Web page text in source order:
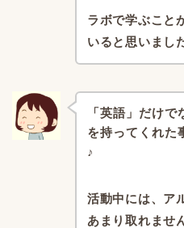
ラボで学ぶこと
いると思いまし
「英語」だけ
を持ってくれた
♪
活動中には、 ア
あまり取れませ